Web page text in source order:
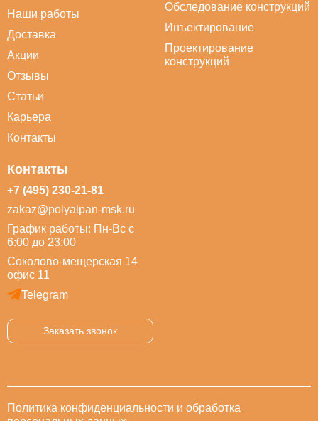
Наши работы
Доставка
Акции
Отзывы
Статьи
Карьера
Контакты
Обследование конструкций
Инъектирование
Проектирование
конструкций
Контакты
+7 (495) 230-21-81
zakaz@polyalpan-msk.ru
График работы: Пн-Вс с
6:00 до 23:00
Соколово-мещерская 14
офис 11
Telegram
Заказать звонок
Политика конфиденциальности и обработка